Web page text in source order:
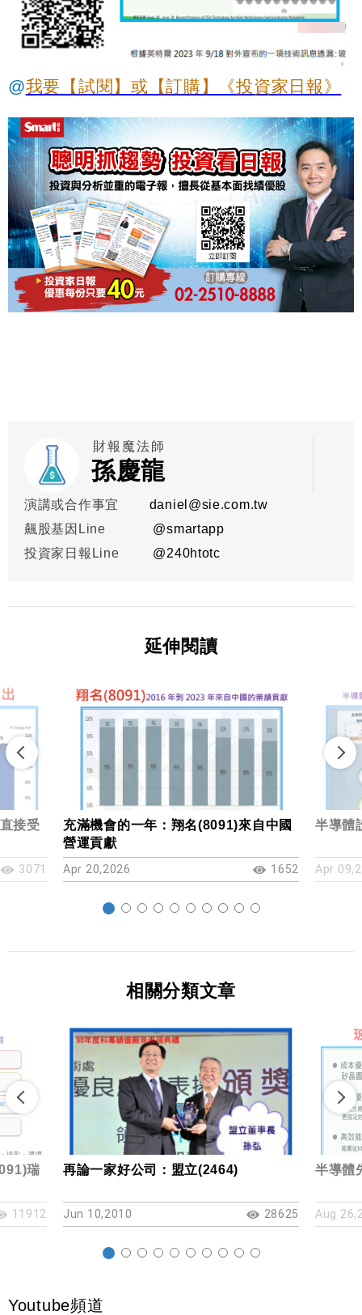
@我要【試閱】或【訂購】《投資家日報》
財報魔法師
孫慶龍
演講或合作事宜
daniel@sie.com.tw
飆股基因Line
@smartapp
投資家日報Line
@240htotc
延伸閱讀
接受
3071
充滿機會的一年：翔名(8091)來自中國
營運貢獻
Apr 20,2026 1652
半導體
Apr
相關分類文章
瑞
11912
再論一家好公司：盟立(2464)
Jun 10,2010 28625
半導體
Aug
Youtube頻道